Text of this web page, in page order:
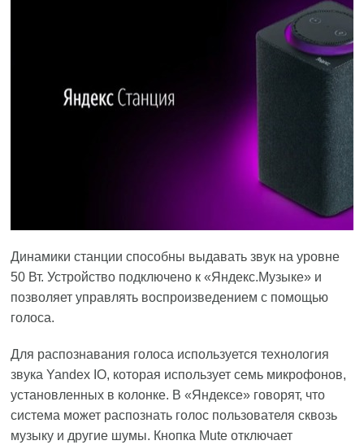
Динамики станции способны выдавать звук на уровне
50 Вт. Устройство подключено к «Яндекс.Музыке» и
позволяет управлять воспроизведением с помощью
голоса.
Для распознавания голоса используется технология
звука Yandex IO, которая использует семь микрофонов,
установленных в колонке. В «Яндексе» говорят, что
система может распознать голос пользователя сквозь
музыку и другие шумы. Кнопка Mute отключает